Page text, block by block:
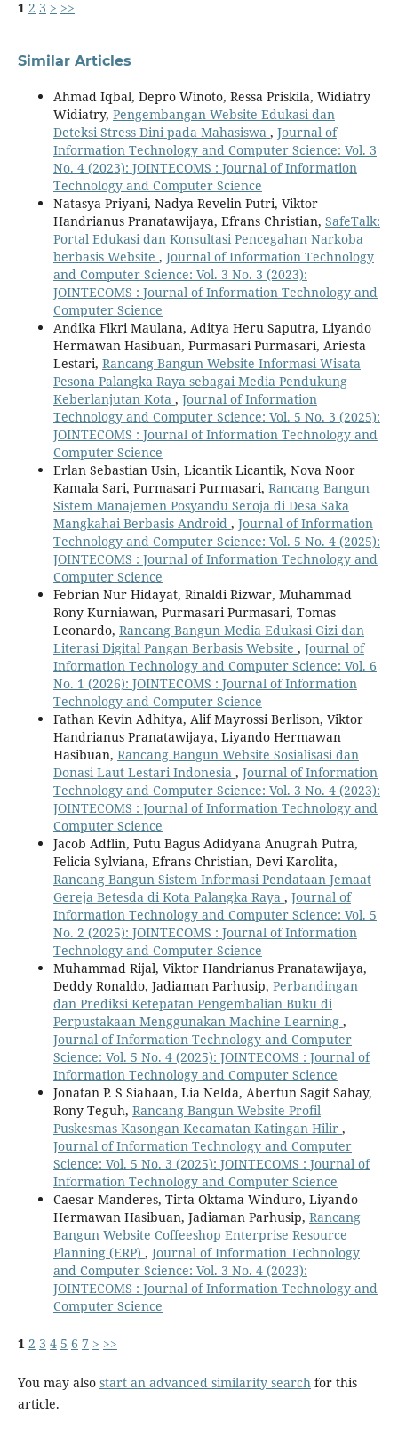
1 2 3 > >>
Similar Articles
Ahmad Iqbal, Depro Winoto, Ressa Priskila, Widiatry
Widiatry, Pengembangan Website Edukasi dan
Deteksi Stress Dini pada Mahasiswa , Journal of
Information Technology and Computer Science: Vol. 3
No. 4 (2023): JOINTECOMS : Journal of Information
Technology and Computer Science
Natasya Priyani, Nadya Revelin Putri, Viktor
Handrianus Pranatawijaya, Efrans Christian, SafeTalk:
Portal Edukasi dan Konsultasi Pencegahan Narkoba
berbasis Website , Journal of Information Technology
and Computer Science: Vol. 3 No. 3 (2023):
JOINTECOMS : Journal of Information Technology and
Computer Science
Andika Fikri Maulana, Aditya Heru Saputra, Liyando
Hermawan Hasibuan, Purmasari Purmasari, Ariesta
Lestari, Rancang Bangun Website Informasi Wisata
Pesona Palangka Raya sebagai Media Pendukung
Keberlanjutan Kota , Journal of Information
Technology and Computer Science: Vol. 5 No. 3 (2025):
JOINTECOMS : Journal of Information Technology and
Computer Science
Erlan Sebastian Usin, Licantik Licantik, Nova Noor
Kamala Sari, Purmasari Purmasari, Rancang Bangun
Sistem Manajemen Posyandu Seroja di Desa Saka
Mangkahai Berbasis Android , Journal of Information
Technology and Computer Science: Vol. 5 No. 4 (2025):
JOINTECOMS : Journal of Information Technology and
Computer Science
Febrian Nur Hidayat, Rinaldi Rizwar, Muhammad
Rony Kurniawan, Purmasari Purmasari, Tomas
Leonardo, Rancang Bangun Media Edukasi Gizi dan
Literasi Digital Pangan Berbasis Website , Journal of
Information Technology and Computer Science: Vol. 6
No. 1 (2026): JOINTECOMS : Journal of Information
Technology and Computer Science
Fathan Kevin Adhitya, Alif Mayrossi Berlison, Viktor
Handrianus Pranatawijaya, Liyando Hermawan
Hasibuan, Rancang Bangun Website Sosialisasi dan
Donasi Laut Lestari Indonesia , Journal of Information
Technology and Computer Science: Vol. 3 No. 4 (2023):
JOINTECOMS : Journal of Information Technology and
Computer Science
Jacob Adflin, Putu Bagus Adidyana Anugrah Putra,
Felicia Sylviana, Efrans Christian, Devi Karolita,
Rancang Bangun Sistem Informasi Pendataan Jemaat
Gereja Betesda di Kota Palangka Raya , Journal of
Information Technology and Computer Science: Vol. 5
No. 2 (2025): JOINTECOMS : Journal of Information
Technology and Computer Science
Muhammad Rijal, Viktor Handrianus Pranatawijaya,
Deddy Ronaldo, Jadiaman Parhusip, Perbandingan
dan Prediksi Ketepatan Pengembalian Buku di
Perpustakaan Menggunakan Machine Learning ,
Journal of Information Technology and Computer
Science: Vol. 5 No. 4 (2025): JOINTECOMS : Journal of
Information Technology and Computer Science
Jonatan P. S Siahaan, Lia Nelda, Abertun Sagit Sahay,
Rony Teguh, Rancang Bangun Website Profil
Puskesmas Kasongan Kecamatan Katingan Hilir ,
Journal of Information Technology and Computer
Science: Vol. 5 No. 3 (2025): JOINTECOMS : Journal of
Information Technology and Computer Science
Caesar Manderes, Tirta Oktama Winduro, Liyando
Hermawan Hasibuan, Jadiaman Parhusip, Rancang
Bangun Website Coffeeshop Enterprise Resource
Planning (ERP) , Journal of Information Technology
and Computer Science: Vol. 3 No. 4 (2023):
JOINTECOMS : Journal of Information Technology and
Computer Science
1 2 3 4 5 6 7 > >>
You may also start an advanced similarity searchfor this
article.